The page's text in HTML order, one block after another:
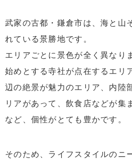
武家の古都・鎌倉市は、海と山
れている景勝地です。
エリアごとに景色が全く異なり
始めとする寺社が点在するエリ
辺の絶景が魅力のエリア、内陸
リアがあって、飲食店などが集
など、個性がとても豊かです。
そのため、ライフスタイルのニ